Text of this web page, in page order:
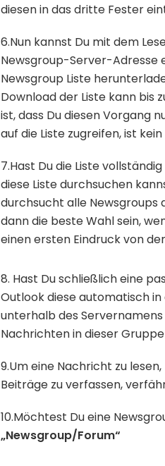
diesen in das dritte Fester
6.Nun kannst Du mit dem
Newsgroup-Server-Adresse
Newsgroup Liste
Download der Liste kann bis
ist, dass Du diesen Vorgang
auf die Liste zugreifen, ist
7.Hast Du die Liste
diese Liste durchsuchen
durchsucht alle Newsgroups
dann die beste Wahl sein,
einen ersten Eindruck von
8. Hast Du schließlich eine
Outlook diese automatisch
unterhalb des
Nachrichten in dieser
9.Um eine Nachricht zu
Beiträge zu verfassen,
10.Möchtest Du eine
„Newsgroup/Forum“